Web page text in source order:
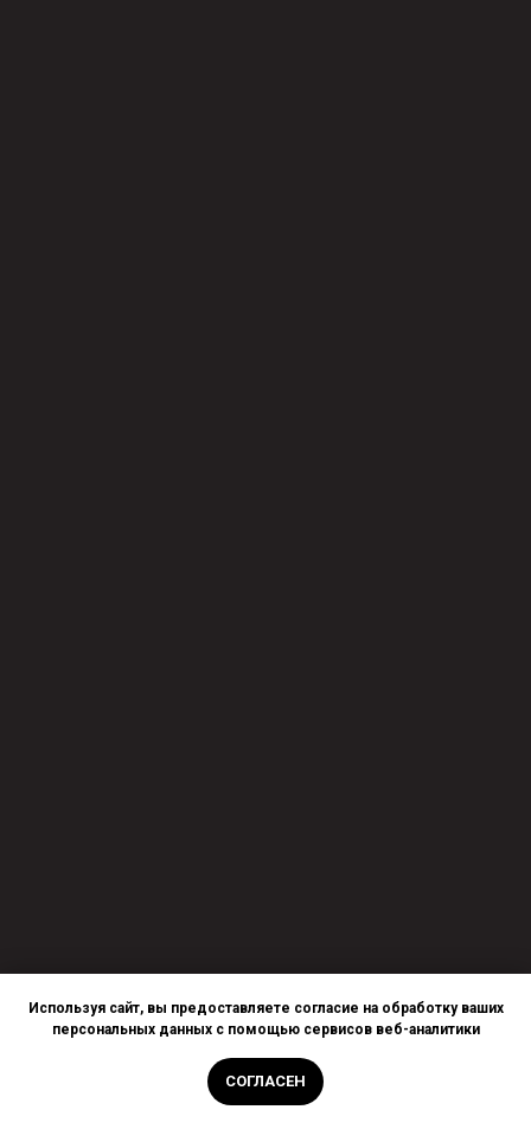
Используя сайт, вы предоставляете согласие на обработку ваших
персональных данных с помощью сервисов веб-аналитики
СОГЛАСЕН